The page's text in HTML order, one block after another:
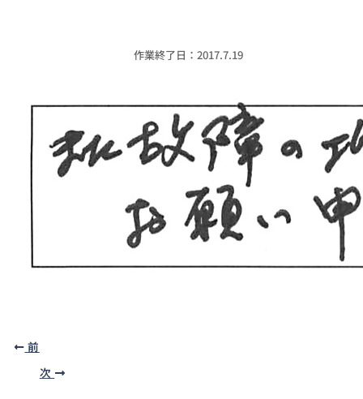
作業終了日：2017.7.19
前
次